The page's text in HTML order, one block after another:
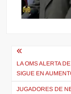
de
entradas
LA OMS ALERTA
SIGUE EN
JUGADORES DE